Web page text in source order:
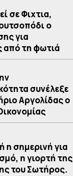
σε Φιχτια,
ο
για
από τη φωτιά
συνέλεξε
Αργολίδας ο
η σημερινή για
η γιορτή της
του Σωτήρος.